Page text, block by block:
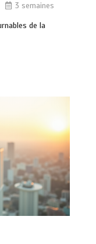
3 semaines
de la